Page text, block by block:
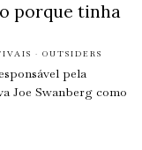
porque tinha
· OUTSIDERS
pela
Joe Swanberg como